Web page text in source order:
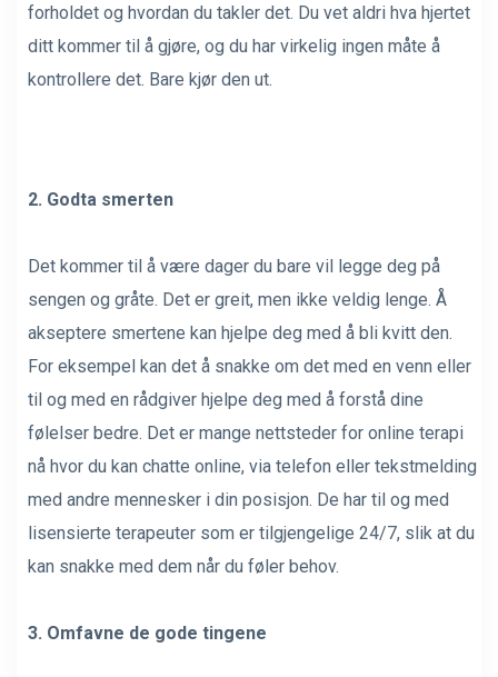
forholdet og hvordan du takler det. Du vet aldri hva hjertet
ditt kommer til å gjøre, og du har virkelig ingen måte å
kontrollere det. Bare kjør den ut.
2. Godta smerten
Det kommer til å være dager du bare vil legge deg på
sengen og gråte. Det er greit, men ikke veldig lenge. Å
akseptere smertene kan hjelpe deg med å bli kvitt den.
For eksempel kan det å snakke om det med en venn eller
til og med en rådgiver hjelpe deg med å forstå dine
følelser bedre. Det er mange nettsteder for online terapi
nå hvor du kan chatte online, via telefon eller tekstmelding
med andre mennesker i din posisjon. De har til og med
lisensierte terapeuter som er tilgjengelige 24/7, slik at du
kan snakke med dem når du føler behov.
3. Omfavne de gode tingene